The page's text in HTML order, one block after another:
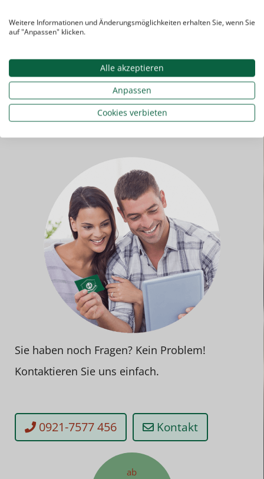
keineGrund­gebühren
Nachhilfe­stunden
Sie haben noch Fragen? Kein Problem!
Kontaktieren Sie uns einfach.
0921-7577 456 Kontakt
ab
Weitere Informationen und Änderungsmöglichkeiten erhalten Sie, wenn Sie
auf "Anpassen" klicken.
Alle akzeptieren
Anpassen
Cookies verbieten